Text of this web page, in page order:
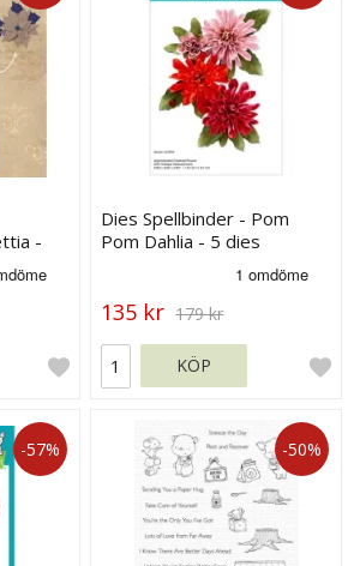
-
Dies Spellbinder - Pom
Pom Dahlia - 5 dies
135 kr 179 kr
KÖP
-57% -50%